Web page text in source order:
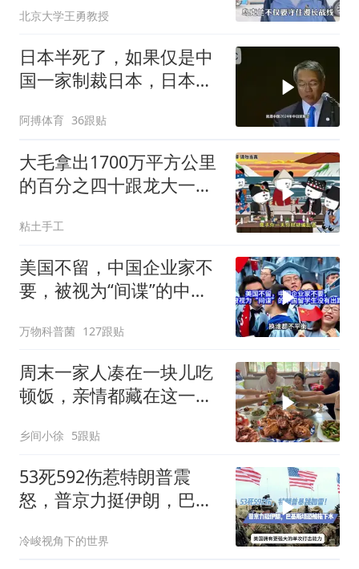
北京大学王勇教授
日本半死了，如果仅是中
国一家制裁日本，日本可
阿搏体育 36跟贴
大毛拿出1700万平方公里
的百分之四十跟龙大一起
粘土手工
美国不留，中国企业家不
要，被视为“间谍”的中国
万物科普菌 127跟贴
周末一家人凑在一块儿吃
顿饭，亲情都藏在这一饭
乡间小徐 5跟贴
53死592伤惹特朗普震
怒，普京力挺伊朗，巴恐
冷峻视角下的世界